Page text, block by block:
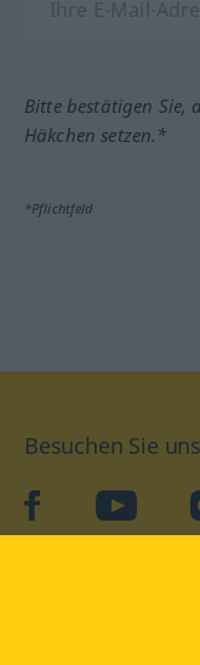
Bitte bestätigen Sie,
Häkchen setzen.*
*Pflichtfeld
Besuchen Sie
facebookYouTube